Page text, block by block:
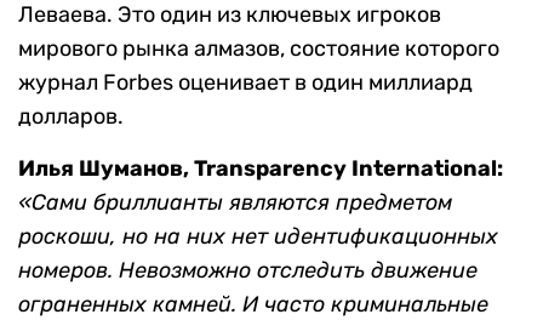
Леваева. Это один из ключевых игроков
мирового рынка алмазов, состояние которого
журнал Forbes оценивает в один миллиард
долларов.
Илья Шуманов, Transparency International:
«Сами бриллианты являются предметом
роскоши, но на них нет идентификационных
номеров. Невозможно отследить движение
ограненных камней. И часто криминальные